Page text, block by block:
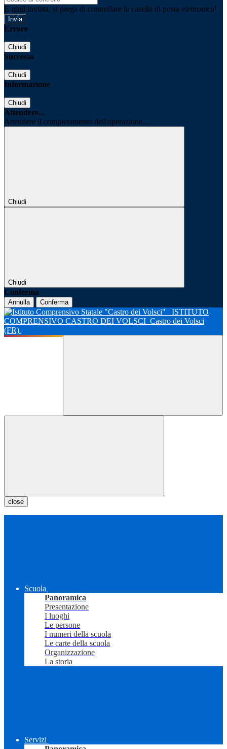
E-mail inviata, si prega di controllare la casella di posta elettronica!
Errore
Chiudi
Successo
Chiudi
Informazione
Chiudi
Attendere...
Attendere il completamento dell'operazione...
Chiudi
Chiudi
Conferma
Annulla Conferma
ISTITUTO
COMPRENSIVO CASTRO DEI VOLSCI Castro dei Volsci
(FR)
close
Scuola
Panoramica
Presentazione
I luoghi
Le persone
I numeri della scuola
Le carte della scuola
Organizzazione
La storia
Servizi